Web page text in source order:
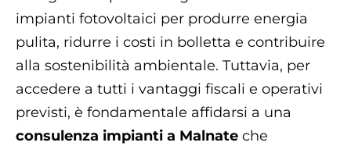
impianti fotovoltaici per produrre energia
pulita, ridurre i costi in bolletta e contribuire
alla sostenibilità ambientale. Tuttavia, per
accedere a tutti i vantaggi fiscali e operativi
previsti, è fondamentale affidarsi a una
consulenza impianti a Malnate che